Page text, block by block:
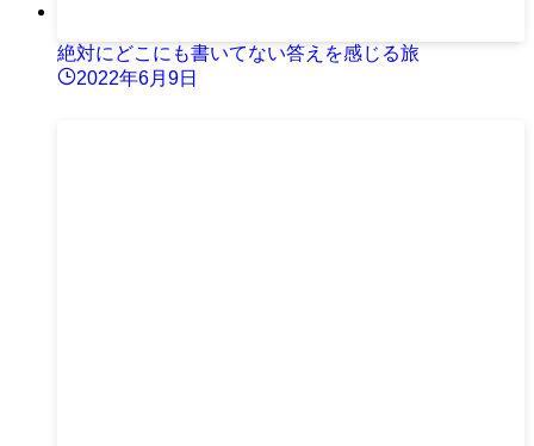
絶対にどこにも書いてない答えを感じる旅
2022年6月9日